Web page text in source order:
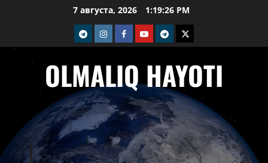
7 августа, 2026 1:19:27 PM
telegramInstagramFacebook
Youtubetelegram+
Twitter
OLMALIQ HAYOTI